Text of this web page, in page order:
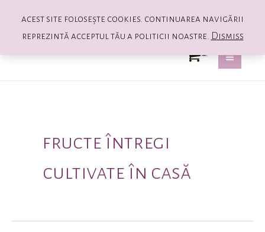
acest site folosește cookies. continuarea navigării
reprezintă acceptul tău a politicii noastre.
Dismiss
fructe întregi
cultivate în casă